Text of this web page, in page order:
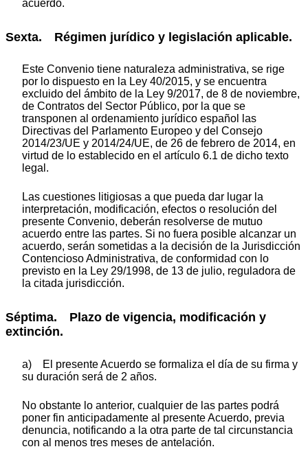
acuerdo.
Sexta. Régimen jurídico y legislación aplicable.
Este Convenio tiene naturaleza administrativa, se rige
por lo dispuesto en la Ley 40/2015, y se encuentra
excluido del ámbito de la Ley 9/2017, de 8 de noviembre,
de Contratos del Sector Público, por la que se
transponen al ordenamiento jurídico español las
Directivas del Parlamento Europeo y del Consejo
2014/23/UE y 2014/24/UE, de 26 de febrero de 2014, en
virtud de lo establecido en el artículo 6.1 de dicho texto
legal.
Las cuestiones litigiosas a que pueda dar lugar la
interpretación, modificación, efectos o resolución del
presente Convenio, deberán resolverse de mutuo
acuerdo entre las partes. Si no fuera posible alcanzar un
acuerdo, serán sometidas a la decisión de la Jurisdicción
Contencioso Administrativa, de conformidad con lo
previsto en la Ley 29/1998, de 13 de julio, reguladora de
la citada jurisdicción.
Séptima. Plazo de vigencia, modificación y
extinción.
a) El presente Acuerdo se formaliza el día de su firma y
su duración será de 2 años.
No obstante lo anterior, cualquier de las partes podrá
poner fin anticipadamente al presente Acuerdo, previa
denuncia, notificando a la otra parte de tal circunstancia
con al menos tres meses de antelación.